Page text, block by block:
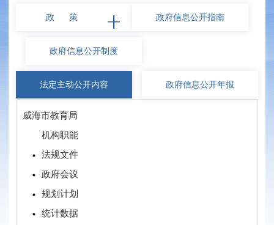
政 策 政府信息公开指南
政府信息公开制度
法定主动公开内容 政府信息公开年报